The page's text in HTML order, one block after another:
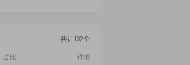
共计132个
占比 详情